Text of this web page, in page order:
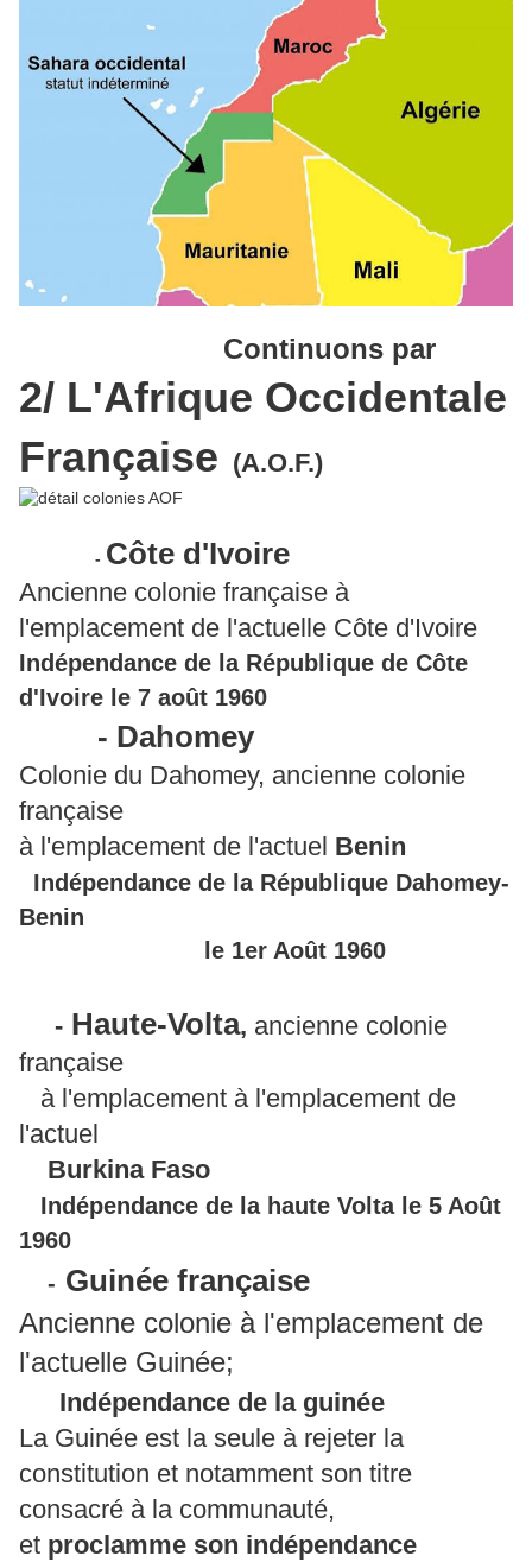
Continuons par
2/ L'Afrique Occidentale
Française (A.O.F.)
- Côte d'Ivoire
Ancienne colonie française à
l'emplacement de l'actuelle Côte d'Ivoire
Indépendance de la République de Côte
d'Ivoire le 7 août 1960
- Dahomey
Colonie du Dahomey, ancienne colonie
française
à l'emplacement de l'actuel Benin
Indépendance de la République Dahomey-
Benin
le 1er Août 1960
- Haute-Volta, ancienne colonie
française
à l'emplacement à l'emplacement de
l'actuel
Burkina Faso
Indépendance de la haute Volta le 5 Août
1960
- Guinée française
Ancienne colonie à l'emplacement de
l'actuelle Guinée;
Indépendance de la guinée
La Guinée est la seule à rejeter la
constitution et notamment son titre
consacré à la communauté,
et proclamme son indépendance